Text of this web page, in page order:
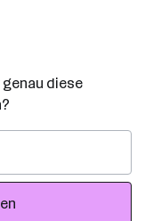
diese